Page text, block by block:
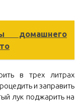
домашнего
в трех литрах
и заправить
лук поджарить на